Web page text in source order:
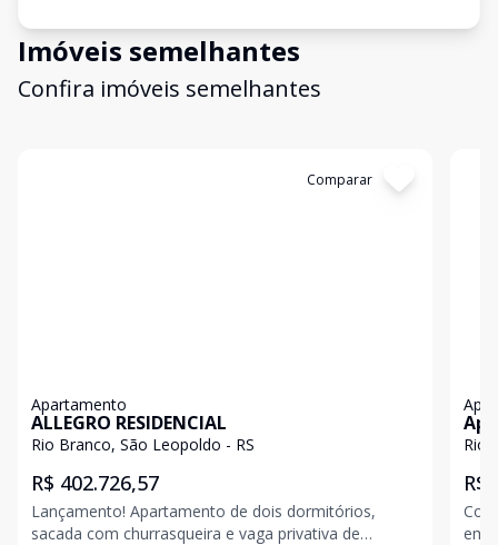
Imóveis semelhantes
Confira imóveis semelhantes
Comparar
Apartamento
ALLEGRO RESIDENCIAL
Rio Branco, São Leopoldo - RS
R$ 402.726,57
Lançamento! Apartamento de dois dormitórios,
sacada com churrasqueira e vaga privativa de
Rio
R$
em São